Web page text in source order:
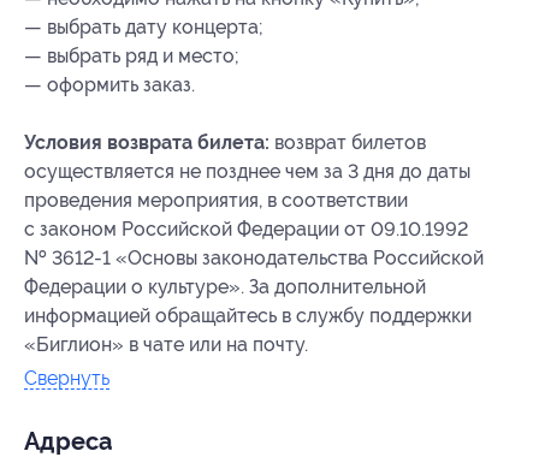
— выбрать дату концерта;
— выбрать ряд и место;
— оформить заказ.
Условия возврата билета: возврат билетов
осуществляется не позднее чем за 3 дня до даты
проведения мероприятия, в соответствии
с законом Российской Федерации от 09.10.1992
№ 3612-1 «Основы законодательства Российской
Федерации о культуре». За дополнительной
информацией обращайтесь в службу поддержки
«Биглион» в чате или на почту.
Свернуть
Адресa